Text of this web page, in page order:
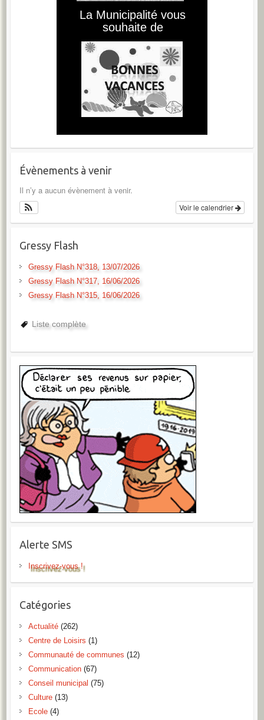
Évènements à venir
Il n’y a aucun évènement à venir.
Voir le calendrier
Gressy Flash
Gressy Flash N°318, 13/07/2026
Gressy Flash N°317, 16/06/2026
Gressy Flash N°315, 16/06/2026
Liste complète
Alerte SMS
Inscrivez-vous !
Catégories
Actualité(262)
Centre de Loisirs (1)
Communauté de communes (12)
Communication(67)
Conseil municipal (75)
Culture(13)
Ecole(4)